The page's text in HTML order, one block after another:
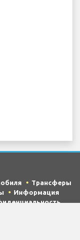
Трансферы
Информация